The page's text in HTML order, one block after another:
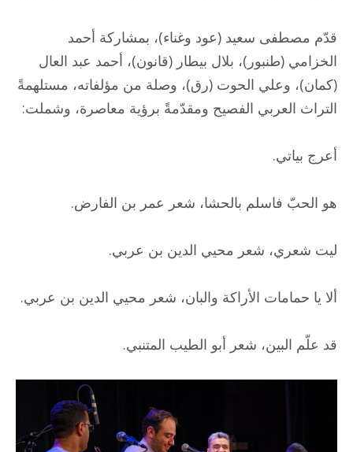
قدّم مصطفى سعيد (عود وغناء)، بمشاركة أحمد
الخزامي (طنبور)، بلال بيطار (قانون)، أحمد عبد العال
(كمان)، وعلي الحوت (رق)، وصلة من مؤلفاته، مستلهمةً
التراث العربي الفصيح ومقدّمةً برؤية معاصرة، وشملت:
أعرج بياتي.
هو الحبّ فاسلم بالحشا، شعر عمر بن الفارض.
ليت شعري، شعر محيي الدين بن عربي.
ألا يا حمامات الأراكة والبان، شعر محيي الدين بن عربي.
قد علّم البين، شعر أبو الطيب المتنبي.